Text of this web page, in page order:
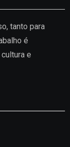
tanto para
é
e